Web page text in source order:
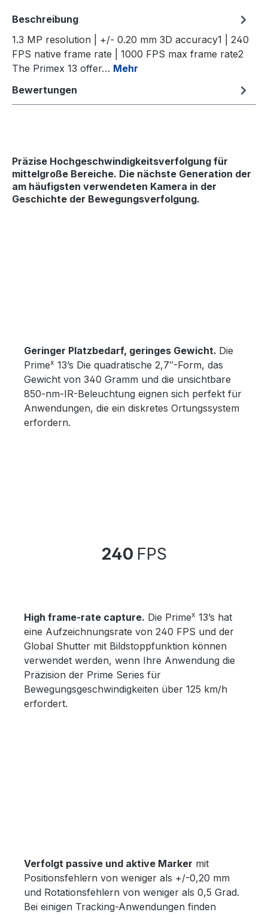
Beschreibung
1.3 MP resolution | +/- 0.20 mm 3D accuracy1 | 240
FPS native frame rate | 1000 FPS max frame rate2
The Primex 13 offer… Mehr
Bewertungen
Präzise Hochgeschwindigkeitsverfolgung für
mittelgroße Bereiche. Die nächste Generation der
am häufigsten verwendeten Kamera in der
Geschichte der Bewegungsverfolgung.
Geringer Platzbedarf, geringes Gewicht. Die
Primex 13’s Die quadratische 2,7″-Form, das
Gewicht von 340 Gramm und die unsichtbare
850-nm-IR-Beleuchtung eignen sich perfekt für
Anwendungen, die ein diskretes Ortungssystem
erfordern.
240 FPS
High frame-rate capture. Die Primex 13’s hat
eine Aufzeichnungsrate von 240 FPS und der
Global Shutter mit Bildstoppfunktion können
verwendet werden, wenn Ihre Anwendung die
Präzision der Prime Series für
Bewegungsgeschwindigkeiten über 125 km/h
erfordert.
Verfolgt passive und aktive Marker mit
Positionsfehlern von weniger als +/-0,20 mm
und Rotationsfehlern von weniger als 0,5 Grad.
Bei einigen Tracking-Anwendungen finden